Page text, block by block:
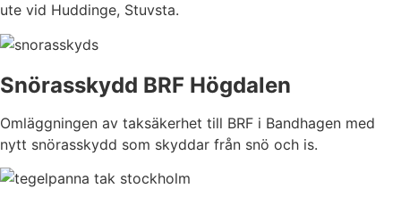
ute vid Huddinge, Stuvsta.
Snörasskydd BRF Högdalen
Omläggningen av taksäkerhet till BRF i Bandhagen med
nytt snörasskydd som skyddar från snö och is.